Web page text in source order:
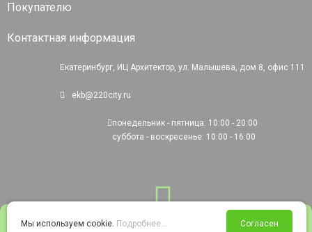
Покупателю
Контактная информация
Екатеринбург, ИЦ Архитектор, ул. Малышева, дом 8, офис 111
ekb@220city.ru
понедельник - пятница: 10:00 - 20:00
суббота - воскресенье: 10:00 - 16:00
Мы используем cookie. Подробнее... Согласен